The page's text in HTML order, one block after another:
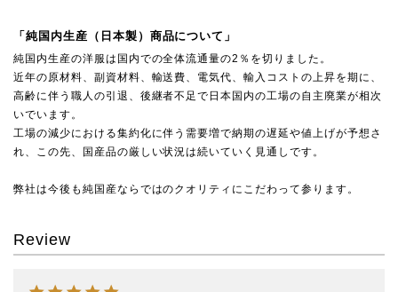
「純国内生産（日本製）商品について」
純国内生産の洋服は国内での全体流通量の2％を切りました。
近年の原材料、副資材料、輸送費、電気代、輸入コストの上昇を期に、
高齢に伴う職人の引退、後継者不足で日本国内の工場の自主廃業が相次
いでいます。
工場の減少における集約化に伴う需要増で納期の遅延や値上げが予想さ
れ、この先、国産品の厳しい状況は続いていく見通しです。
弊社は今後も純国産ならではのクオリティにこだわって参ります。
Review